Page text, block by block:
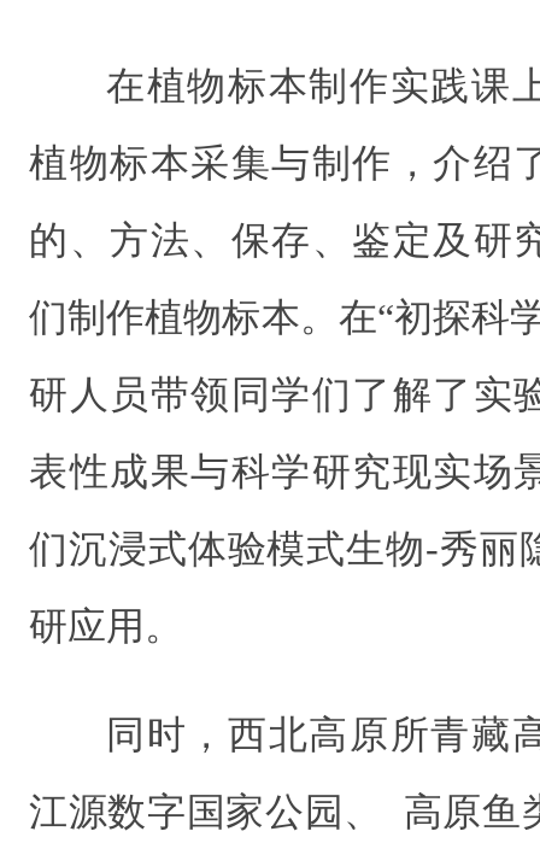
在植物标本制作实践课
植物标本采集与制作，介绍
的、方法、保存、鉴定及研
们制作植物标本。在“初探科
研人员带领同学们了解了实
表性成果与科学研究现实场
们沉浸式体验模式生物-秀丽
研应用。
同时，西北高原所青藏
江源数字国家公园、 高原鱼